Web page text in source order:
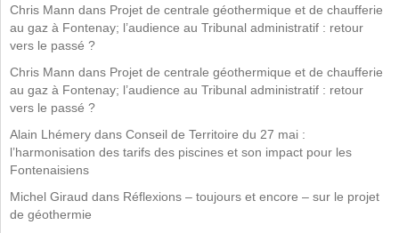
Chris Mann dans Projet de centrale géothermique et de chaufferie
au gaz à Fontenay; l’audience au Tribunal administratif : retour
vers le passé ?
Chris Mann dans Projet de centrale géothermique et de chaufferie
au gaz à Fontenay; l’audience au Tribunal administratif : retour
vers le passé ?
Alain Lhémery dans Conseil de Territoire du 27 mai :
l’harmonisation des tarifs des piscines et son impact pour les
Fontenaisiens
Michel Giraud dans Réflexions – toujours et encore – sur le projet
de géothermie